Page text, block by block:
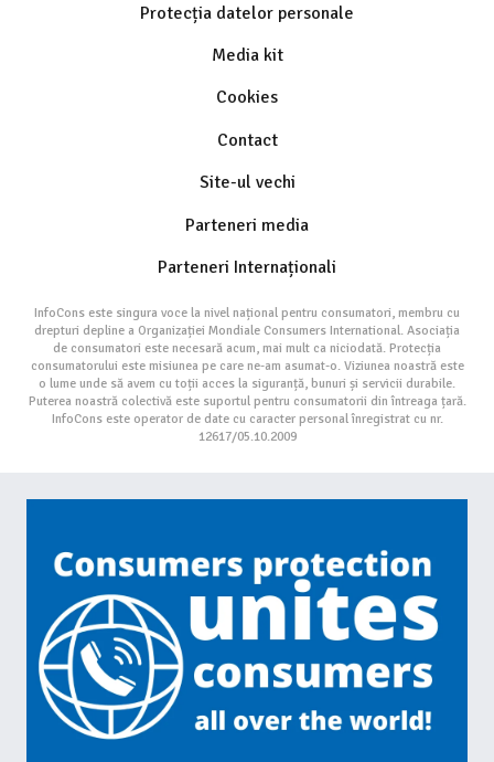
Protecția datelor personale
Media kit
Cookies
Contact
Site-ul vechi
Parteneri media
Parteneri Internaționali
InfoCons este singura voce la nivel național pentru consumatori, membru cu
drepturi depline a Organizației Mondiale Consumers International. Asociația
de consumatori este necesară acum, mai mult ca niciodată. Protecția
consumatorului este misiunea pe care ne-am asumat-o. Viziunea noastră este
o lume unde să avem cu toții acces la siguranță, bunuri și servicii durabile.
Puterea noastră colectivă este suportul pentru consumatorii din întreaga țară.
InfoCons este operator de date cu caracter personal înregistrat cu nr.
12617/05.10.2009